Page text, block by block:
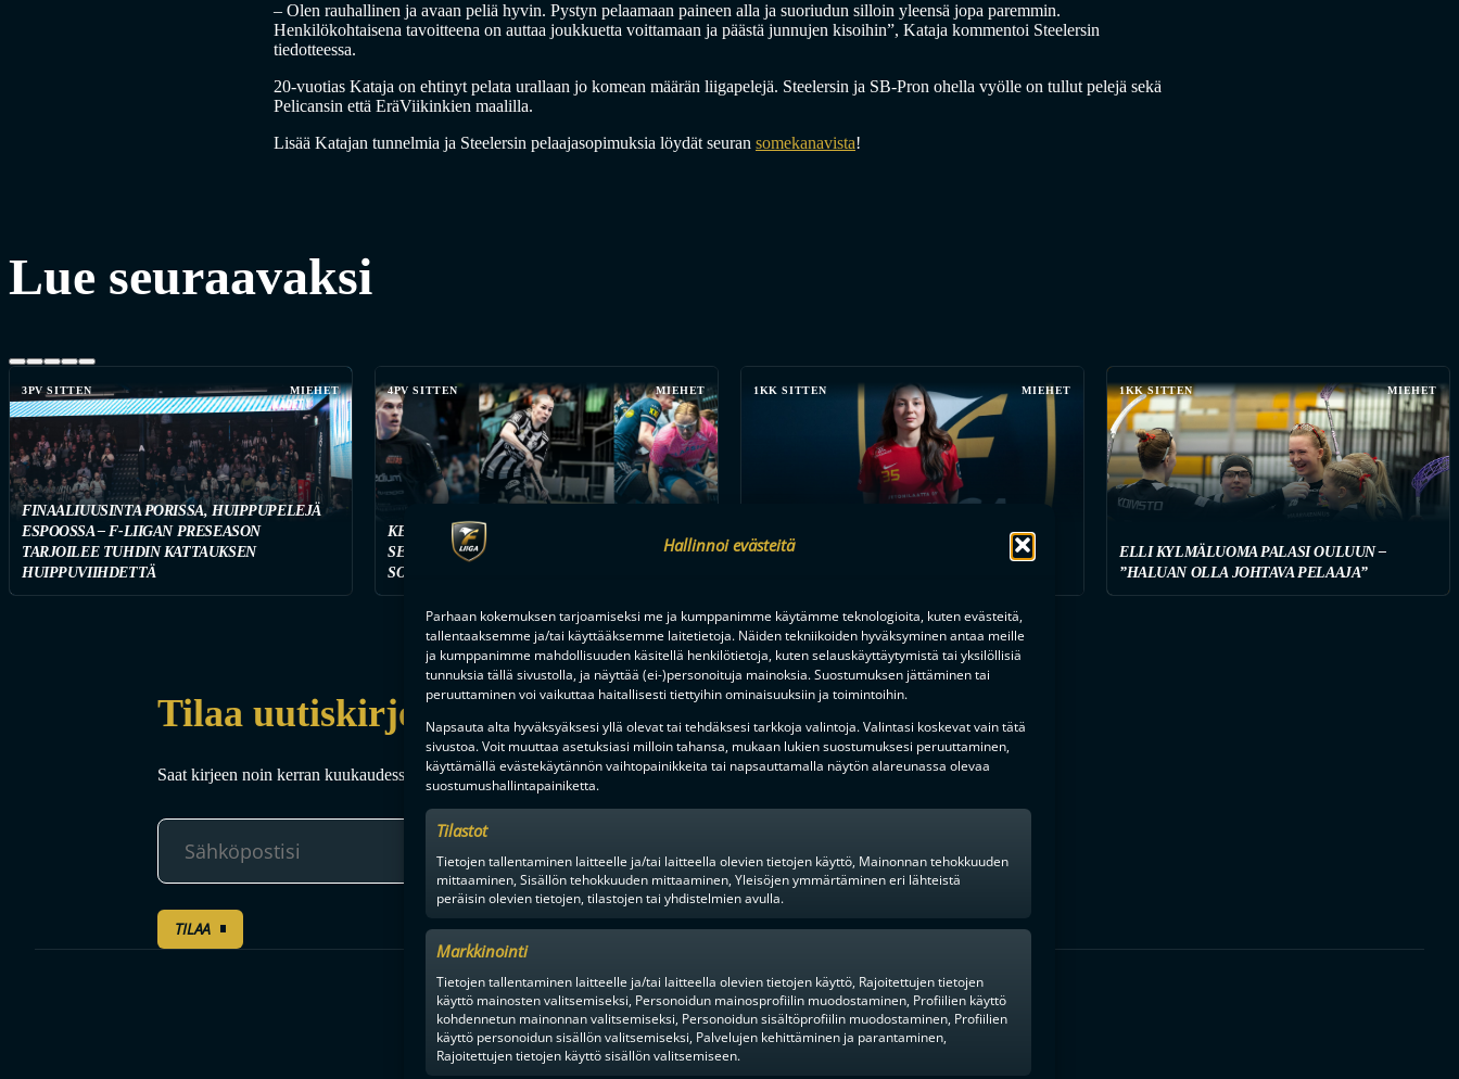
Hallinnoi evästeitä
Parhaan kokemuksen tarjoamiseksi me ja kumppanimme käytämme teknologioita, kuten evästeitä,
tallentaaksemme ja/tai käyttääksemme laitetietoja. Näiden tekniikoiden hyväksyminen antaa meille
ja kumppanimme mahdollisuuden käsitellä henkilötietoja, kuten selauskäyttäytymistä tai yksilöllisiä
tunnuksia tällä sivustolla, ja näyttää (ei-)personoituja mainoksia. Suostumuksen jättäminen tai
peruuttaminen voi vaikuttaa haitallisesti tiettyihin ominaisuuksiin ja toimintoihin.
Napsauta alta hyväksyäksesi yllä olevat tai tehdäksesi tarkkoja valintoja. Valintasi koskevat vain tätä
sivustoa. Voit muuttaa asetuksiasi milloin tahansa, mukaan lukien suostumuksesi peruuttaminen,
käyttämällä evästekäytännön vaihtopainikkeita tai napsauttamalla näytön alareunassa olevaa
suostumushallintapainiketta.
Tilastot
Tietojen tallentaminen laitteelle ja/tai laitteella olevien tietojen käyttö, Mainonnan tehokkuuden
mittaaminen, Sisällön tehokkuuden mittaaminen, Yleisöjen ymmärtäminen eri lähteistä
peräisin olevien tietojen, tilastojen tai yhdistelmien avulla.
Markkinointi
Tietojen tallentaminen laitteelle ja/tai laitteella olevien tietojen käyttö, Rajoitettujen tietojen
käyttö mainosten valitsemiseksi, Personoidun mainosprofiilin muodostaminen, Profiilien käyttö
kohdennetun mainonnan valitsemiseksi, Personoidun sisältöprofiilin muodostaminen, Profiilien
käyttö personoidun sisällön valitsemiseksi, Palvelujen kehittäminen ja parantaminen,
Rajoitettujen tietojen käyttö sisällön valitsemiseen.
– Olen rauhallinen ja avaan peliä hyvin. Pystyn pelaamaan paineen alla ja suoriudun silloin yleensä jopa paremmin.
Henkilökohtaisena tavoitteena on auttaa joukkuetta voittamaan ja päästä junnujen kisoihin”, Kataja kommentoi Steelersin
tiedotteessa.
20-vuotias Kataja on ehtinyt pelata urallaan jo komean määrän liigapelejä. Steelersin ja SB-Pron ohella vyölle on tullut pelejä sekä
Pelicansin että EräViikinkien maalilla.
Lisää Katajan tunnelmia ja Steelersin pelaajasopimuksia löydät seuran somekanavista!
Lue seuraavaksi
3PV SITTEN MIEHET
FINAALIUUSINTA PORISSA, HUIPPUPELEJÄ
ESPOOSSA – F-LIIGAN PRESEASON
TARJOILEE TUHDIN KATTAUKSEN
HUIPPUVIIHDETTÄ
4PV SITTEN MIEHET
KETKÄ OVAT KESÄN KOVIMMAT HANKINNAT?
SEURAA TÄSTÄ SEUROJEN JULKAISTUJA
SOPIMUSTILANTEITA
1KK SITTEN MIEHET 1KK SITTEN MIEHET
ELLI KYLMÄLUOMA PALASI OULUUN –
”HALUAN OLLA JOHTAVA PELAAJA”
Tilaa uutiskirje
Saat kirjeen noin kerran kuukaudessa F-liigakauden alusta ratkaisuhetkiin asti.
TILAA
F-LIIGANKUMPPANIT